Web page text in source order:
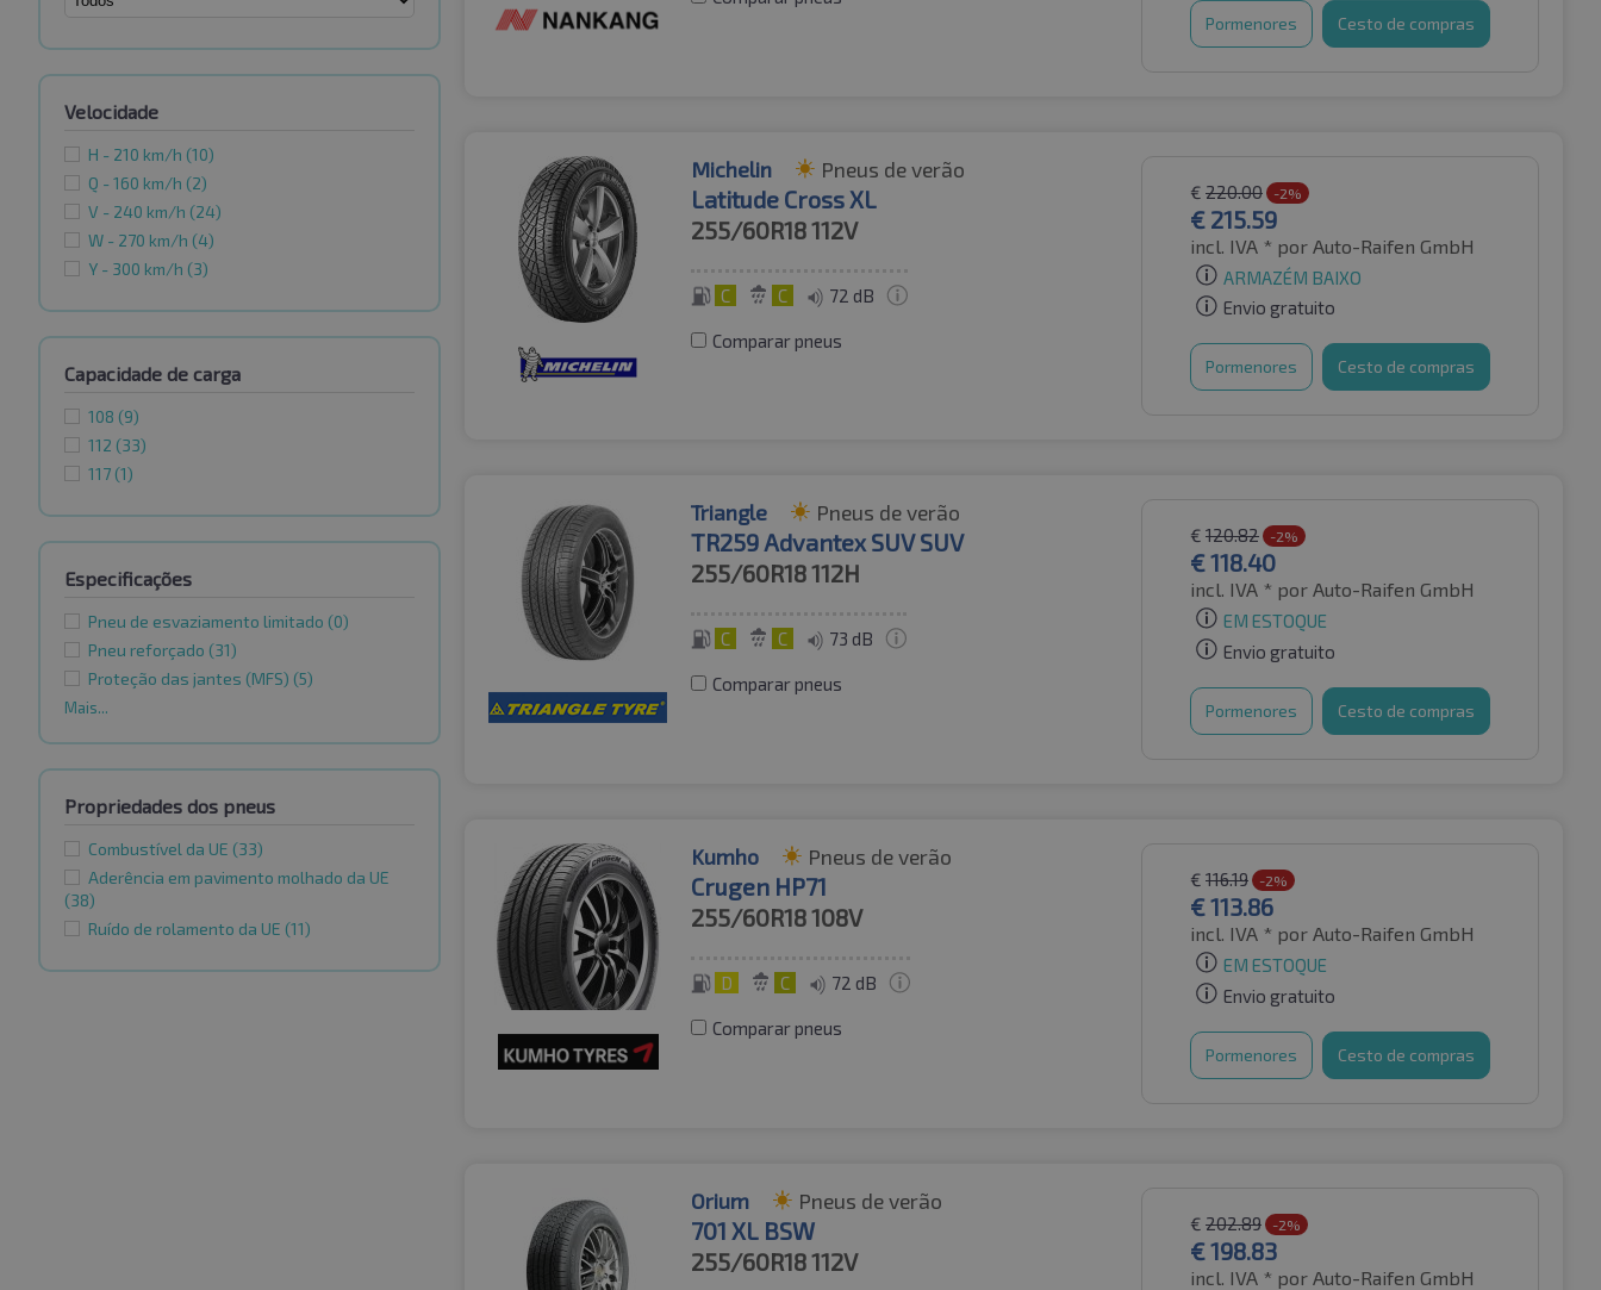
Velocidade
H - 210 km/h (10)
Q - 160 km/h (2)
V - 240 km/h (24)
W - 270 km/h (4)
Y - 300 km/h (3)
Capacidade de carga
108 (9)
112 (33)
117 (1)
Especificações
Pneu de esvaziamento limitado (0)
Pneu reforçado (31)
Proteção das jantes (MFS) (5)
Mais...
Propriedades dos pneus
Combustível da UE (33)
Aderência em pavimento molhado da UE
(38)
Ruído de rolamento da UE (11)
Pormenores Cesto de compras
Michelin Pneus de verão
Latitude Cross XL
255/60R18112V
C C 72 dB
Comparar pneus
€ 220.00 -2%
€ 215.59
incl. IVA * por Auto-Raifen GmbH
ARMAZÉM BAIXO
Envio gratuito
Pormenores Cesto de compras
Triangle Pneus de verão
TR259 Advantex SUV SUV
255/60R18112H
C C 73 dB
Comparar pneus
€ 120.82 -2%
€118.40
incl. IVA * por Auto-Raifen GmbH
EM ESTOQUE
Envio gratuito
Pormenores Cesto de compras
Kumho Pneus de verão
Crugen HP71
255/60R18108V
D C 72 dB
Comparar pneus
€ 116.19 -2%
€113.86
incl. IVA * por Auto-Raifen GmbH
EM ESTOQUE
Envio gratuito
Pormenores Cesto de compras
Orium Pneus de verão
701 XL BSW
255/60R18112V
€ 202.89 -2%
€198.83
incl. IVA * por Auto-Raifen GmbH